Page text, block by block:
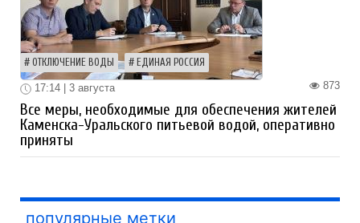
ОТКЛЮЧЕНИЕ ВОДЫ ЕДИНАЯ РОССИЯ
873
17:14 | 3 августа
Все меры, необходимые для обеспечения жителей
Каменска-Уральского питьевой водой, оперативно
приняты
популярные метки